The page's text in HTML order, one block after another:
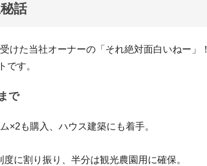
話
けた当社オーナーの「それ絶対面白いねー」！
です。
で
×2も購入、ハウス建築にも着手。
に割り振り、半分は観光農園用に確保。